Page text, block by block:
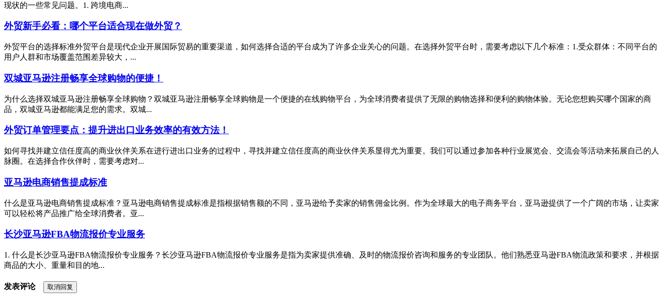
现状的一些常见问题。1. 跨境电商...
外贸新手必看：哪个平台适合现在做外贸？
外贸平台的选择标准外贸平台是现代企业开展国际贸易的重要渠道，如何选择合适的平台成为了许多企业关心的问题。在选择外贸平台时，需要考虑以下几个标准：1.受众群体：不同平台的
用户人群和市场覆盖范围差异较大，...
双城亚马逊注册畅享全球购物的便捷！
为什么选择双城亚马逊注册畅享全球购物？双城亚马逊注册畅享全球购物是一个便捷的在线购物平台，为全球消费者提供了无限的购物选择和便利的购物体验。无论您想购买哪个国家的商
品，双城亚马逊都能满足您的需求。双城...
外贸订单管理要点：提升进出口业务效率的有效方法！
如何寻找并建立信任度高的商业伙伴关系在进行进出口业务的过程中，寻找并建立信任度高的商业伙伴关系显得尤为重要。我们可以通过参加各种行业展览会、交流会等活动来拓展自己的人
脉圈。在选择合作伙伴时，需要考虑对...
亚马逊电商销售提成标准
什么是亚马逊电商销售提成标准？亚马逊电商销售提成标准是指根据销售额的不同，亚马逊给予卖家的销售佣金比例。作为全球最大的电子商务平台，亚马逊提供了一个广阔的市场，让卖家
可以轻松将产品推广给全球消费者。亚...
长沙亚马逊FBA物流报价专业服务
1. 什么是长沙亚马逊FBA物流报价专业服务？长沙亚马逊FBA物流报价专业服务是指为卖家提供准确、及时的物流报价咨询和服务的专业团队。他们熟悉亚马逊FBA物流政策和要求，并根据
商品的大小、重量和目的地...
发表评论 取消回复